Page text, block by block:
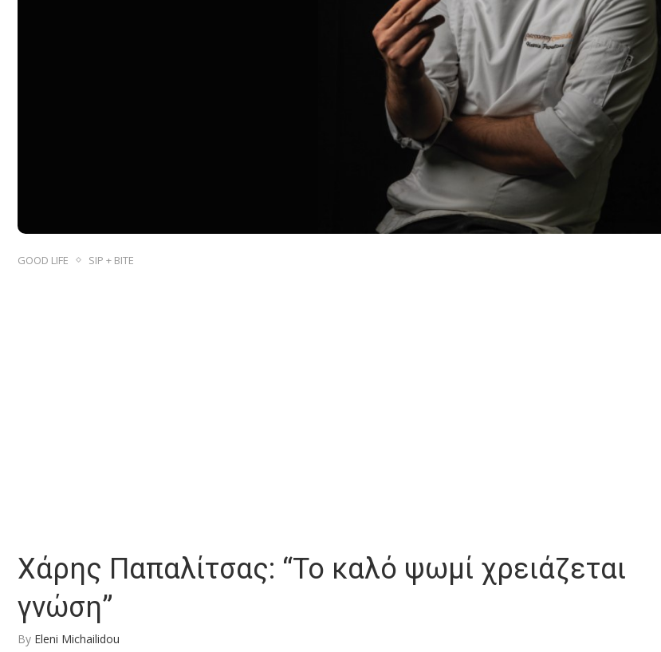
GOOD LIFE SIP + BITE
Χάρης Παπαλίτσας: “Το καλό ψωμί χρειάζεται
γνώση”
By Eleni Michailidou